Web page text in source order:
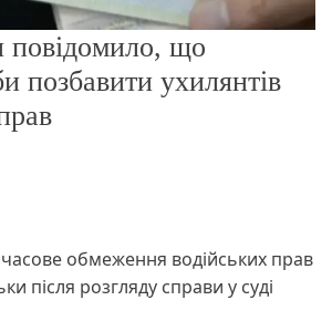
повідомило, що
позбавити ухилянтів
обмеження водійських прав
після розгляду справи у суді